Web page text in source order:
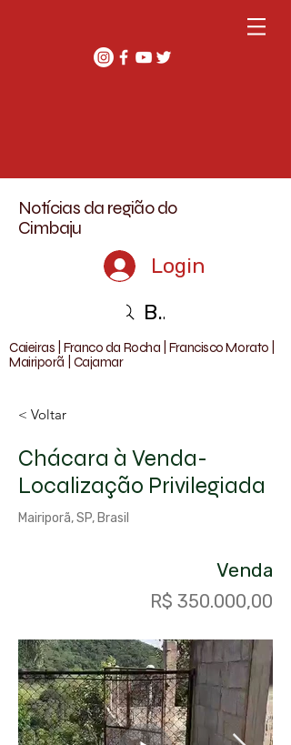
Notícias da região do
Cimbaju
Login
Buscar
Caieiras | Franco da Rocha | Francisco Morato |
Mairiporã | Cajamar
< Voltar
Chácara à Venda-
Localização Privilegiada
Mairiporã, SP, Brasil
Venda
R$ 350.000,00